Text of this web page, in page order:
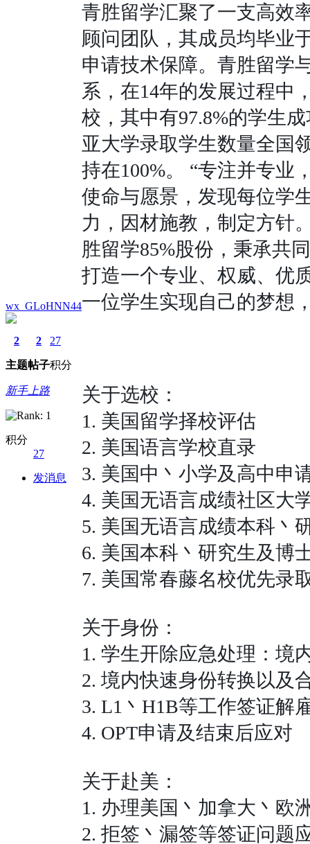
wx_GLoHNN44
2
主题
2
帖子
27
积分
新手上路
积分
27
发消息
青胜留学汇聚了一支高效
顾问团队，其成员均毕业
申请技术保障。青胜留学
系，在14年的发展过程中
校，其中有97.8%的学生
亚大学录取学生数量全国
持在100%。 “专注并专业
使命与愿景，发现每位学
力，因材施教，制定方针
胜留学85%股份，秉承共
打造一个专业、权威、优
一位学生实现自己的梦想
关于选校：
1. 美国留学择校评估
2. 美国语言学校直录
3. 美国中丶小学及高中申
4. 美国无语言成绩社区大
5. 美国无语言成绩本科丶
6. 美国本科丶研究生及博
7. 美国常春藤名校优先录
关于身份：
1. 学生开除应急处理：境
2. 境内快速身份转换以及
3. L1 丶 H1B等工作签证解
4. OPT申请及结束后应对
关于赴美：
1. 办理美国丶加拿大丶欧
2. 拒签丶漏签等签证问题